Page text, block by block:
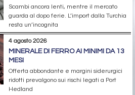
Scambi ancora lenti, mentre il mercato
guarda al dopo ferie. L’import dalla Turchia
resta un’incognita
4 agosto 2026
MINERALE DI FERRO AI MINIMI DA 13
MESI
Offerta abbondante e margini siderurgici
ridotti prevalgono sui rischi legati a Port
Hedland